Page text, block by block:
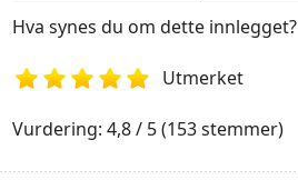
Hva synes du om dette innlegget?
1 2 3 4 5
Utmerket
Vurdering: 4,8 / 5 (153 stemmer)